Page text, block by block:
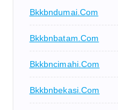
Bkkbndumai.com
Bkkbnbatam.com
Bkkbncimahi.com
Bkkbnbekasi.com